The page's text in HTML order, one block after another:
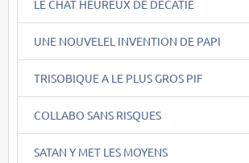
LE CHAT HEUREUX DE DECATIE
UNE NOUVELEL INVENTION DE PAPI
TRISOBIQUE A LE PLUS GROS PIF
COLLABO SANS RISQUES
SATAN Y MET LES MOYENS